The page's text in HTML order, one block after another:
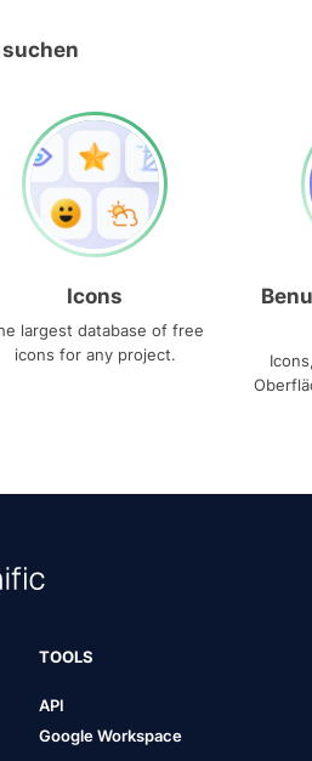
Icons
largest database of free
icons for any project.
TOOLS
API
Google Workspace